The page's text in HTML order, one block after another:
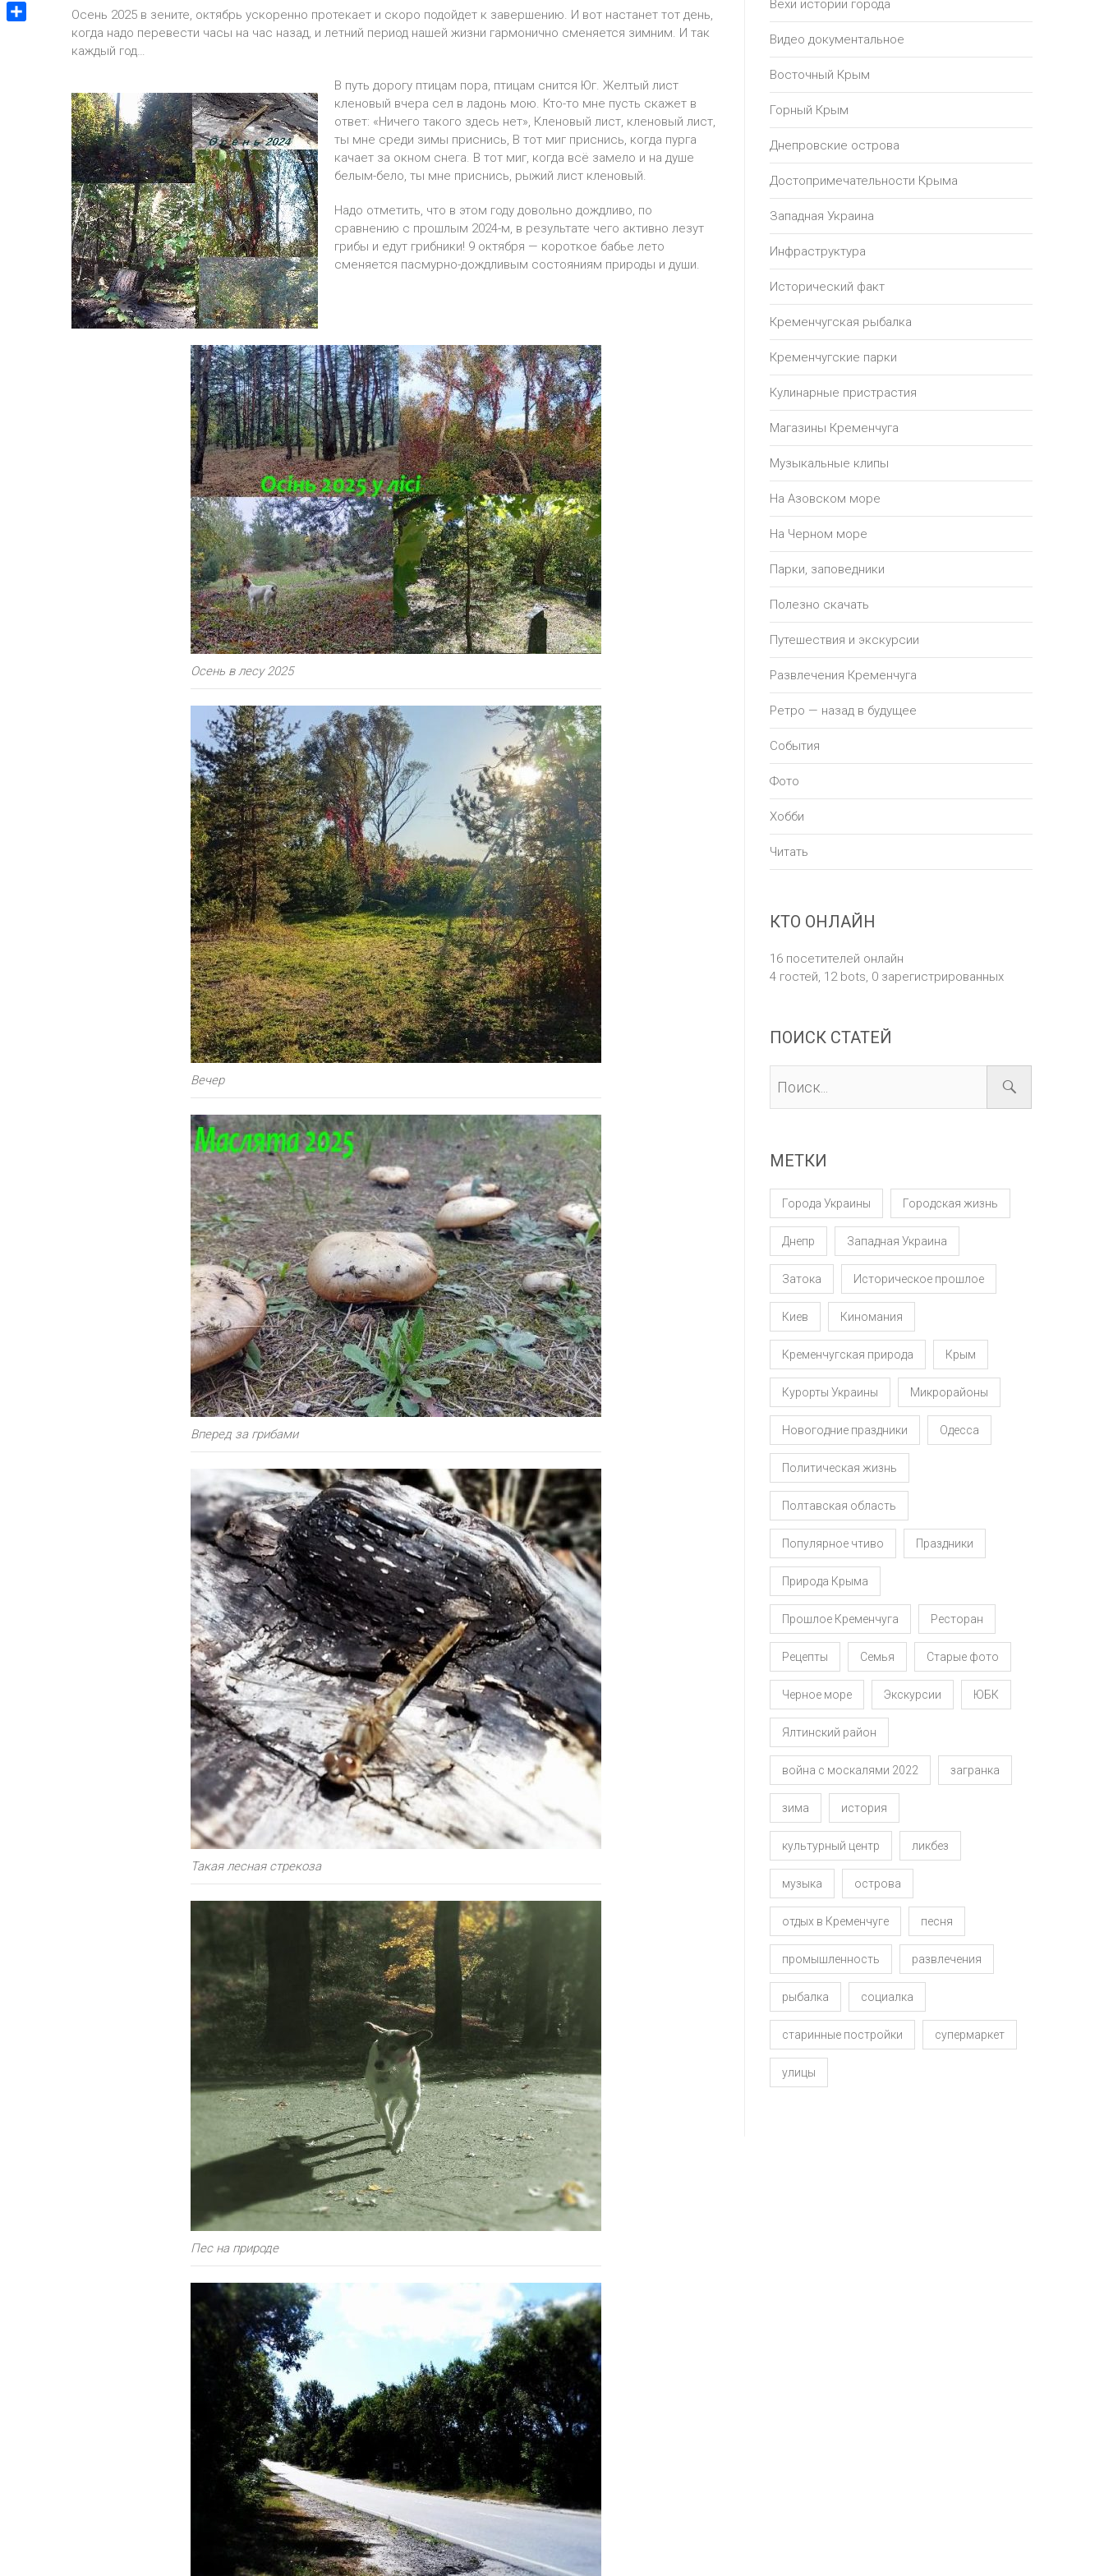
Осень 2025 в зените, октябрь ускоренно протекает и скоро подойдет к завершению. И вот настанет тот день,
когда надо перевести часы на час назад, и летний период нашей жизни гармонично сменяется зимним. И так
каждый год…
В путь дорогу птицам пора, птицам снится Юг. Желтый лист
кленовый вчера сел в ладонь мою. Кто-то мне пусть скажет в
ответ: «Ничего такого здесь нет», Кленовый лист, кленовый лист,
ты мне среди зимы приснись, В тот миг приснись, когда пурга
качает за окном снега. В тот миг, когда всё замело и на душе
белым-бело, ты мне приснись, рыжий лист кленовый.
Надо отметить, что в этом году довольно дождливо, по
сравнению с прошлым 2024-м, в результате чего активно лезут
грибы и едут грибники! 9 октября — короткое бабье лето
сменяется пасмурно-дождливым состояниям природы и души.
Осень в лесу 2025
Вечер
Вперед за грибами
Такая лесная стрекоза
Пес на природе
Вехи истории города
Видео документальное
Восточный Крым
Горный Крым
Днепровские острова
Достопримечательности Крыма
Западная Украина
Инфраструктура
Исторический факт
Кременчугская рыбалка
Кременчугские парки
Кулинарные пристрастия
Магазины Кременчуга
Музыкальные клипы
На Азовском море
На Черном море
Парки, заповедники
Полезно скачать
Путешествия и экскурсии
Развлечения Кременчуга
Ретро — назад в будущее
События
Фото
Хобби
Читать
КТО ОНЛАЙН
16 посетителей онлайн
4 гостей, 12 bots, 0 зарегистрированных
ПОИСК СТАТЕЙ
МЕТКИ
Города Украины Городская жизнь
Днепр Западная Украина
Затока Историческое прошлое
Киев Киномания
Кременчугская природа Крым
Курорты Украины Микрорайоны
Новогодние праздники Одесса
Политическая жизнь
Полтавская область
Популярное чтиво Праздники
Природа Крыма
Прошлое Кременчуга Ресторан
Рецепты Семья Старые фото
Черное море Экскурсии ЮБК
Ялтинский район
война с москалями 2022 загранка
зима история
культурный центр ликбез
музыка острова
отдых в Кременчуге песня
промышленность развлечения
рыбалка социалка
старинные постройки супермаркет
улицы
m
pg
v
V
i